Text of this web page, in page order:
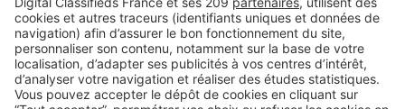
LES CHIFFRES
Baromètre LPI-SeLoger avril 2016 :
Hausse des prix dans 73.5% des
grandes villes